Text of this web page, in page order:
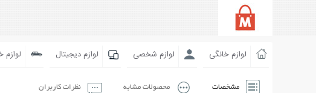
لوازم خانگی لوازم شخصی لوازم دیجیتال لوازم
مشخصات محصولات مشابه نظرات کاربران